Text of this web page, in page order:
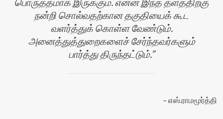
நன்றி சொல்வதற்கான தகுதியைக் கூட
வளர்த்துக் கொள்ள வேண்டும்.
அனைத்துத்துறைகளைச் சேர்ந்தவர்களும்
பார்த்து திருந்தட்டும்.
எஸ்.ராமமூர்த்தி